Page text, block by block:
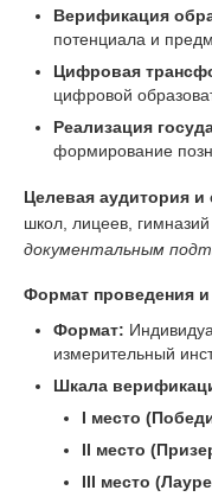
Верификация
потенциала и
Цифровая
цифровой
Реализация
формирование
Целевая аудитория и
школ, лицеев,
документальным
Формат проведения
Формат:
измерительный
Шкала
I место
II место
III место